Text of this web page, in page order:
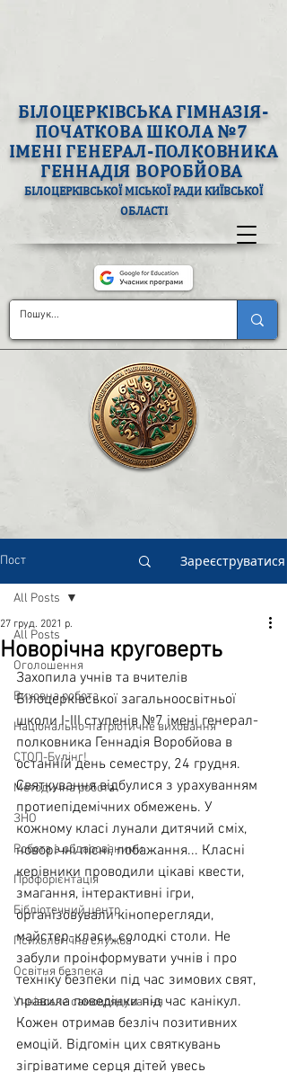
БІЛОЦЕРКІВСЬКА ГІМНАЗІЯ-
ПОЧАТКОВА ШКОЛА №7
ІМЕНІ ГЕНЕРАЛ-ПОЛКОВНИКА
ГЕННАДІЯ ВОРОБЙОВА
БІЛОЦЕРКІВСЬКОЇ МІСЬКОЇ РАДИ КИЇВСЬКОЇ
ОБЛАСТІ
Пост Зареєструватися
All Posts
Оголошення
Виховна робота
Національно-патріотичне виховання
СТОП-Булінг!
Методична робота
ЗНО
Робота з обдарованими
Профорієнтація
Бібліотечний центр
Психологічна служба
Освітня безпека
Учнівське самоврядування
All Posts
Новорічна круговерть
27 груд. 2021 р.
Захопила учнів та вчителів
Білоцерківської загальноосвітньої
школи І-ІІІ ступенів №7 імені генерал-
полковника Геннадія Воробйова в
останній день семестру, 24 грудня.
Святкування відбулися з урахуванням
протиепідемічних обмежень. У
кожному класі лунали дитячий сміх,
новорічні пісні, побажання... Класні
керівники проводили цікаві квести,
змагання, інтерактивні ігри,
організовували кіноперегляди,
майстер-класи, солодкі столи. Не
забули проінформувати учнів і про
техніку безпеки під час зимових свят,
правила поведінки під час канікул.
Кожен отримав безліч позитивних
емоцій. Відгомін цих святкувань
зігріватиме серця дітей увесь